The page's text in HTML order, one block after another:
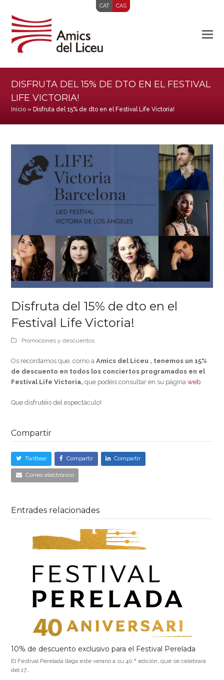
CAT CAS
DISFRUTA DEL 15% DE DTO EN EL FESTIVAL
LIFE VICTORIA!
Inicio » Disfruta del 15% de dto en el Festival Life Victoria!
Disfruta del 15% de dto en el
Festival Life Victoria!
Promociones y descuentos
Os recordamos que, como aAmics del Liceu , tenemos un 15%
de descuento en todos los conciertos programados en el
Festival Life Victoria, que podéis consultar en su páginaweb
Que disfrutéis del espectáculo!
Compartir
Twittear Compartir Compartir
Correo electrónico
Entrades relacionades
10% de descuento exclusivo para el Festival Perelada
El Festival Perelada llega este verano a su 40.ª edición, que se celebrará
del 17…